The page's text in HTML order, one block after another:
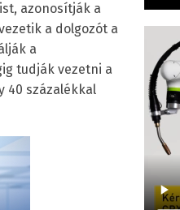
azonosítják a
a dolgozót a
a
tudják vezetni a
40 százalékkal